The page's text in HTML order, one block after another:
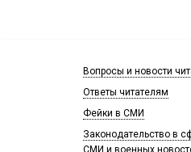
Вопросы и новости
Ответы читателям
Фейки в СМИ
Законодательство в
СМИ и военных